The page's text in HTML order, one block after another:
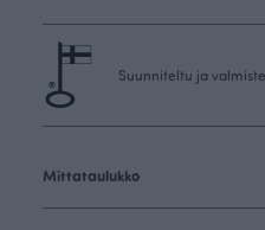
Suunniteltu ja
Mittataulukko